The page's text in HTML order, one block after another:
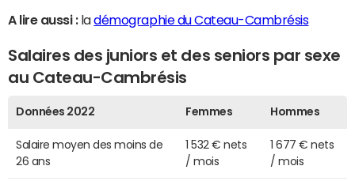
A lire aussi :ladémographie du Cateau-Cambrésis
Salaires des juniors et des seniors par sexe
au Cateau-Cambrésis
Données 2022 Femmes Hommes
Salaire moyen des moins de
26 ans
1 532 € nets
/ mois
1 677 € nets
/ mois